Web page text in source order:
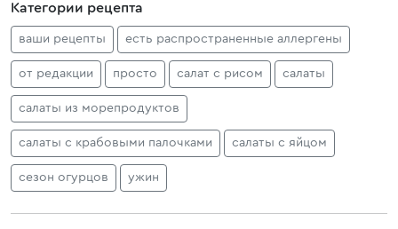
Категории рецепта
ваши рецепты есть распространенные аллергены
от редакции просто салат с рисом салаты
салаты из морепродуктов
салаты с крабовыми палочками салаты с яйцом
сезон огурцов ужин